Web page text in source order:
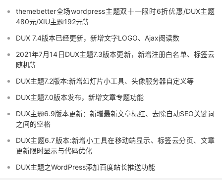
themebetter全场wordpress主题双十一限时6折优惠/DUX主题
480元/XIU主题192元等
DUX 7.4版本已经更新，新增文字LOGO、Ajax阅读数
2021年7月14日DUX主题7.3版本更新，新增注册白名单、标签云
随机等
DUX主题7.2版本:新增幻灯片小工具、头像服务器自定义等
DUX主题7.0版本发布，新增文章专题功能
DUX主题6.9版本更新：新增最新文章标红、去除自动SEO关键词
之间的空格
DUX主题6.7版本:新增小工具在移动端显示、标签云分页、文章
更新限时显示与代码优化
DUX主题之WordPress添加百度站长推送功能